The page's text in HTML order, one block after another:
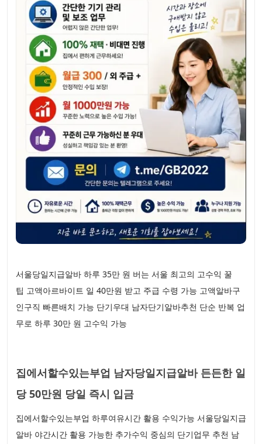
서울당일지급알바 하루 35만 원 버는 서울 최고의 고수익 꿀
팁 고액아르바이트 일 40만원 받고 주급 수령 가능 고액알바구
인구직 빠른배치 가능 단기우대 남자단기알바추천 단순 반복 업
무로 하루 30만 원 고수익 가능
집에서할수있는부업 남자당일지급알바 든든한 일
당 50만원 당일 즉시 입금
집에서할수있는부업 하루여유시간 활용 수익가능 서울당일지급
알바 야간시간 활용 가능한 추가수익 중심의 단기업무 추천 남